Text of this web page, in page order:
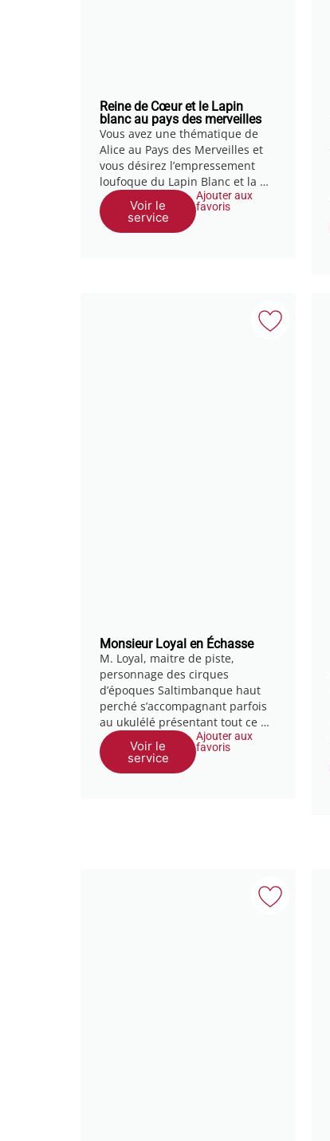
Reine de Cœur et le Lapin
blanc au pays des merveilles
Vous avez une thématique de
Alice au Pays des Merveilles et
vous désirez l’empressement
loufoque du Lapin Blanc et la …
Voir le
service
Ajouter aux
favoris
Monsieur Loyal en Échasse
M. Loyal, maitre de piste,
personnage des cirques
d’époques Saltimbanque haut
perché s’accompagnant parfois
au ukulélé présentant tout ce …
Voir le
service
Ajouter aux
favoris